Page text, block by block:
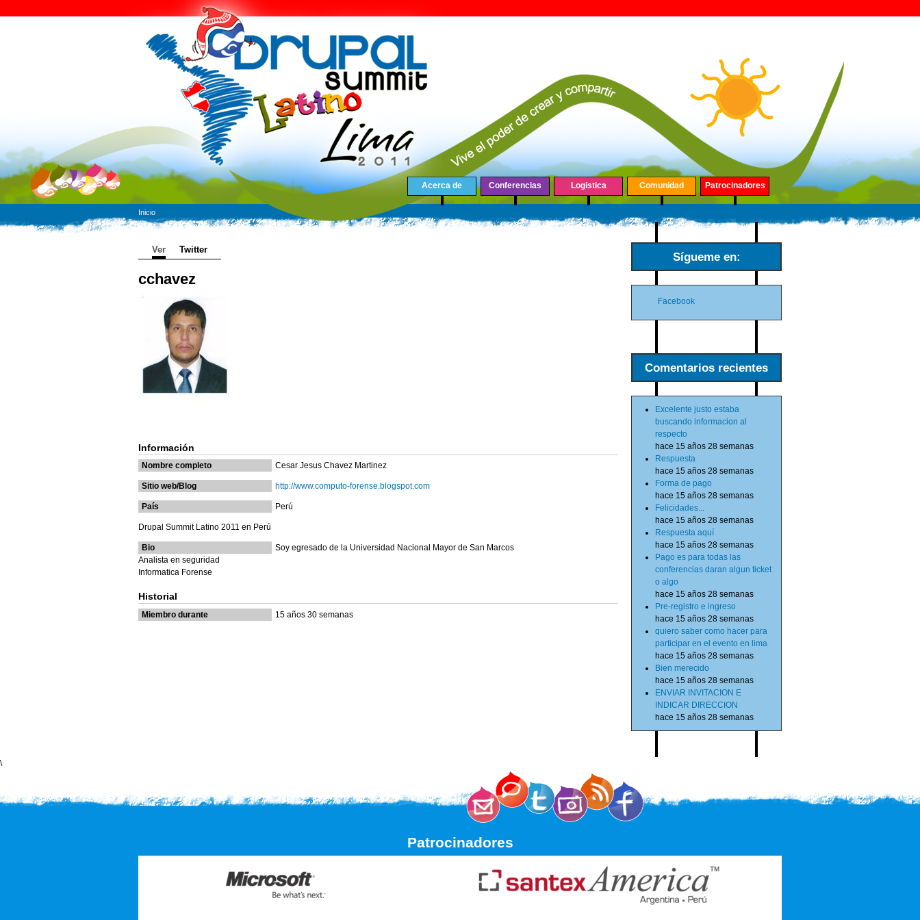
Acerca de Conferencias Logistica Comunidad Patrocinadores
Inicio
Ver Twitter
cchavez
Información
Nombre completo Cesar Jesus Chavez Martinez
Sitio web/Blog http://www.computo-forense.blogspot.com
País Perú
Drupal Summit Latino 2011 en Perú
Bio
Soy egresado de la Universidad Nacional Mayor de San Marcos
Analista en seguridad
Informatica Forense
Historial
Miembro durante 15 años 30 semanas
Sígueme en:
Facebook
Comentarios recientes
Excelente justo estaba
buscando informacion al
respecto
hace 15 años 28 semanas
Respuesta
hace 15 años 28 semanas
Forma de pago
hace 15 años 28 semanas
Felicidades...
hace 15 años 28 semanas
Respuesta aquí
hace 15 años 28 semanas
Pago es para todas las
conferencias daran algun ticket
o algo
hace 15 años 28 semanas
Pre-registro e ingreso
hace 15 años 28 semanas
quiero saber como hacer para
participar en el evento en lima
hace 15 años 28 semanas
Bien merecido
hace 15 años 28 semanas
ENVIAR INVITACION E
INDICAR DIRECCION
hace 15 años 28 semanas
\
Patrocinadores